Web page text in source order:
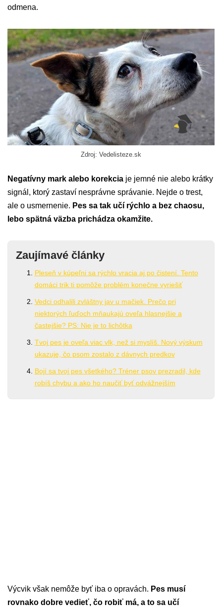
odmena.
Zdroj: Vedelisteze.sk
Negatívny mark alebo korekcia je jemné nie alebo krátky
signál, ktorý zastaví nesprávne správanie. Nejde o trest,
ale o usmernenie. Pes sa tak učí rýchlo a bez chaosu,
lebo spätná väzba prichádza okamžite.
Zaujímavé články
Pleseň v kúpeľni sa rýchlo vracia aj po čistení. Tento
domáci trik ti pomôže problém konečne vyriešiť
Vedci odhalili zvláštny jav u mačiek. Prečo pri
niektorých ľuďoch mňaukajú oveľa hlasnejšie a
častejšie? PS: Nie je to lichôtka
Tvoj pes je oveľa viac vlk, než si myslíš. Nový výskum
ukazuje, čo psom zostalo z dávnych predkov
Bojí sa tvoj pes všetkého? Tréner psov prezradil, kde
robíš chybu a ako ho naučiť byť odvážnejším
Výcvik však nemôže byť iba o opravách. Pes musí
rovnako dobre vedieť, čo robiť má, a to sa učí